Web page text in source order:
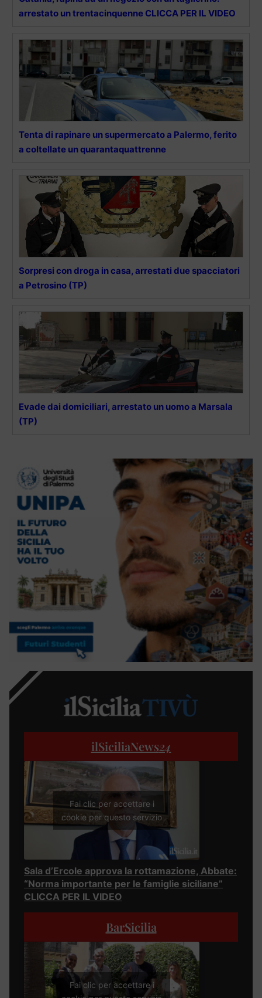
arrestato un trentacinquenne CLICCA PER IL VIDEO
Tenta di rapinare un supermercato a Palermo, ferito
a coltellate un quarantaquattrenne
Sorpresi con droga in casa, arrestati due spacciatori
a Petrosino (TP)
Evade dai domiciliari, arrestato un uomo a Marsala
(TP)
ilSiciliaNews24
Fai clic per accettare i
cookie per questo servizio
Sala d’Ercole approva la rottamazione, Abbate:
“Norma importante per le famiglie siciliane”
CLICCA PER IL VIDEO
BarSicilia
Fai clic per accettare i